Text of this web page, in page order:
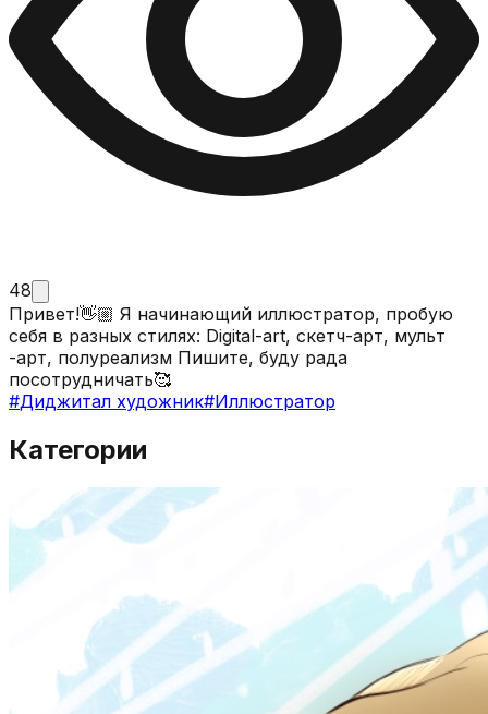
48
Привет!👋🏼 Я начинающий иллюстратор, пробую
себя в разных стилях: Digital-art, скетч-арт, мульт
-арт, полуреализм Пишите, буду рада
посотрудничать🥰
#Диджитал художник#Иллюстратор
Категории